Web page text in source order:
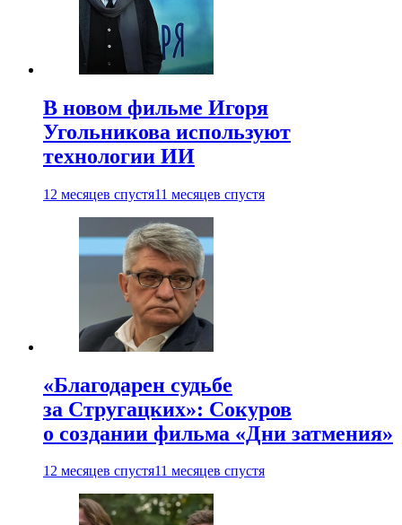
В новом фильме Игоря
Угольникова используют
технологии ИИ
12 месяцев спустя11 месяцев спустя
«Благодарен судьбе
за Стругацких»: Сокуров
о создании фильма «Дни затмения»
12 месяцев спустя11 месяцев спустя